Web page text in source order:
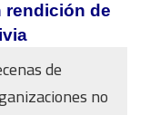
rendición de
de
no